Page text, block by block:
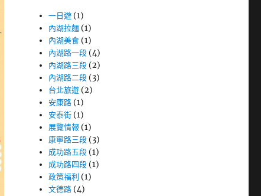
一日遊 (1)
內湖拉麵 (1)
內湖美食 (1)
內湖路一段 (4)
內湖路三段 (2)
內湖路二段 (3)
台北旅遊 (2)
安康路 (1)
安泰街 (1)
展覽情報 (1)
康寧路三段 (3)
成功路五段 (1)
成功路四段 (1)
政策福利 (1)
文德路 (4)